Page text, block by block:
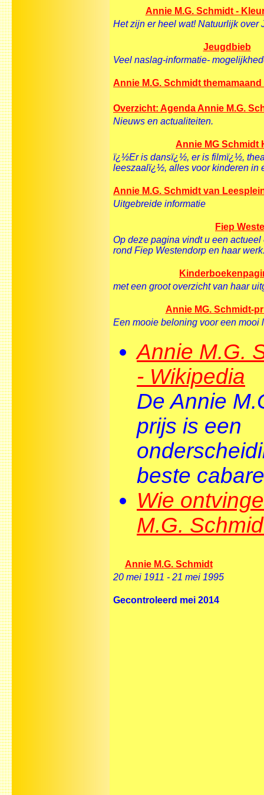
Annie M.G. Schmidt -
Het zijn er heel wat! Natuurlijk over
Jeugdbieb
Veel naslag-informatie-
Annie M.G. Schmidt
Overzicht: Agenda Annie M.G.
Nieuws en actualiteiten.
Annie MG Schmidt
ï¿½Er is dansï¿½, er is filmï¿½,
leeszaalï¿½, alles voor kinderen in
Annie M.G. Schmidt van
Uitgebreide informatie
Fiep
Op deze pagina vindt u een
rond Fiep Westendorp en haar
met een groot overzicht van haar
Annie MG. Schmidt-
Een mooie beloning voor een mooi
Annie M.G.
- Wikipedia
De Annie
prijs is een
beste
Wie
M.G.
Annie M.G. Schmidt
20 mei 1911 - 21 mei 1995
Gecontroleerd mei 2014